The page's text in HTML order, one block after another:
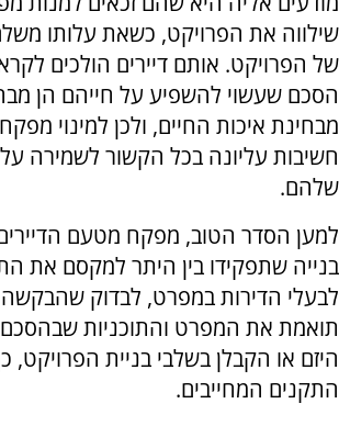
שילווה את הפרויקט, כשאת עלותו
של הפרויקט. אותם דיירים הולכים
הסכם שעשוי להשפיע על חייהם הן
מבחינת איכות החיים, ולכן למינוי
חשיבות עליונה בכל הקשור לשמירה
שלהם.
למען הסדר הטוב, מפקח מטעם
בנייה שתפקידו בין היתר למקסם את
לבעלי הדירות במפרט, לבדוק שהבקשה
תואמת את המפרט והתוכניות
היזם או הקבלן בשלבי בניית הפרויקט,
התקנים המחייבים.